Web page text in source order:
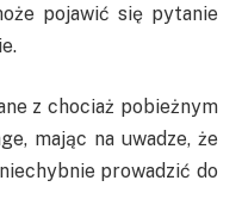
pojawić się pytanie
z chociaż pobieżnym
mając na uwadze, że
prowadzić do